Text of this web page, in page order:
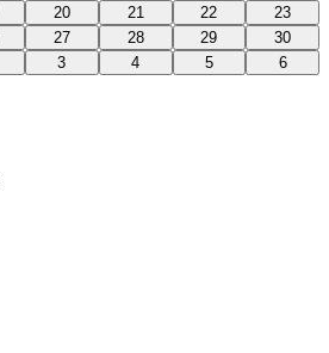
20 21 22
23
27 28 29
30
3 4 5 6